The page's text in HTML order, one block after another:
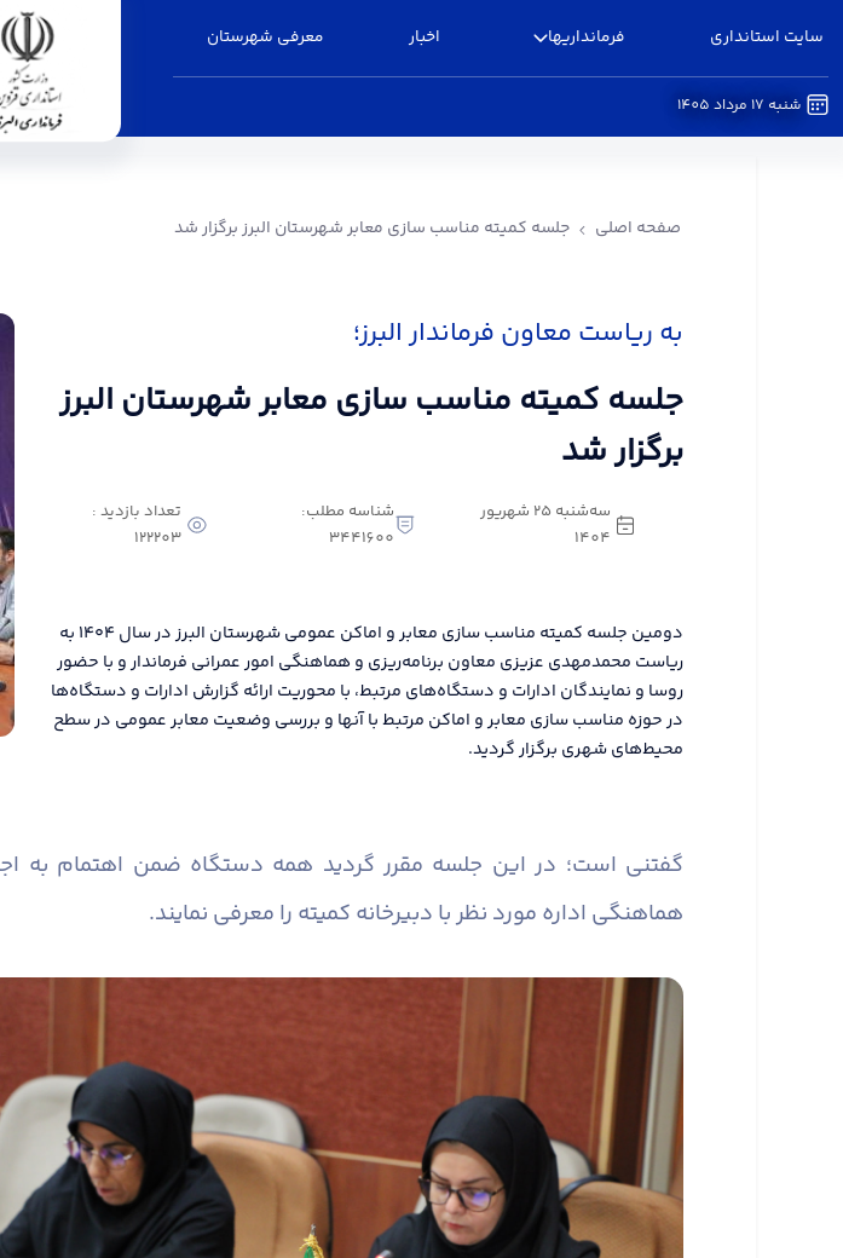
سایت استانداری فرمانداریها اخبار معرفی شهرستان
شنبه 17 مرداد 1405
صفحه اصلی جلسه کمیته مناسب سازی معابر شهرستان البرز برگزار شد
به ریاست معاون فرماندار البرز؛
جلسه کمیته مناسب سازی معابر شهرستان البرز
برگزار شد
سه‌شنبه 25 شهریور
1404
شناسه مطلب:
3441600
تعداد بازدید :
122203
دومین جلسه کمیته مناسب سازی معابر و اماکن عمومی شهرستان البرز در سال ۱۴۰۴ به
ریاست محمدمهدی عزیزی معاون برنامه‌ریزی و هماهنگی امور عمرانی فرماندار و با حضور
روسا و نمایندگان ادارات و دستگاه‌های مرتبط، با محوریت ارائه گزارش ادارات و دستگاه‌ها
در حوزه مناسب سازی معابر و اماکن مرتبط با آنها و بررسی وضعیت معابر عمومی در سطح
محیط‌های شهری برگزار گردید.
گفتنی است؛ در این جلسه مقرر گردید همه دستگاه ضمن اهتمام
هماهنگی اداره مورد نظر با دبیرخانه کمیته را معرفی نمایند.